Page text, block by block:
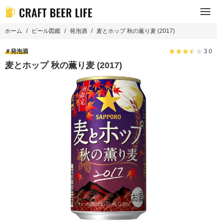
ホーム ビール図鑑 発泡酒 麦とホップ 秋の薫り麦 (2017)
発泡酒 3.0
麦とホップ 秋の薫り麦 (2017)